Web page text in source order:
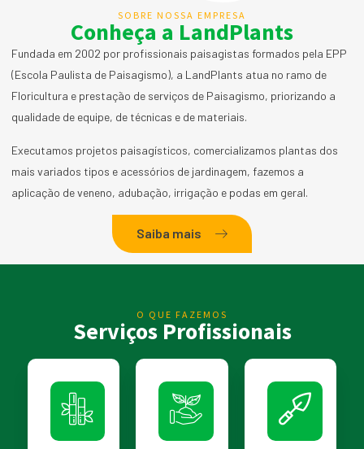
SOBRE NOSSA EMPRESA
Conheça a LandPlants
Fundada em 2002 por profissionais paisagistas formados pela EPP
(Escola Paulista de Paisagismo), a LandPlants atua no ramo de
Floricultura e prestação de serviços de Paisagismo, priorizando a
qualidade de equipe, de técnicas e de materiais.
Executamos projetos paisagísticos, comercializamos plantas dos
mais variados tipos e acessórios de jardinagem, fazemos a
aplicação de veneno, adubação, irrigação e podas em geral.
Saiba mais
O QUE FAZEMOS
Serviços Profissionais